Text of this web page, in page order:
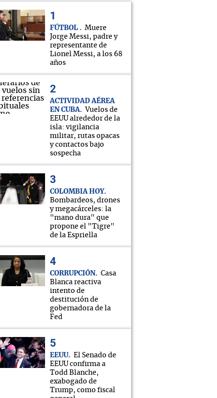
FÚTBOL
Muere
Jorge Messi, padre y
representante de
Lionel Messi, a los 68
años
ACTIVIDAD AÉREA
EN CUBA
Vuelos de
EEUU alrededor de la
isla: vigilancia
militar, rutas opacas
y contactos bajo
sospecha
COLOMBIA HOY
Bombardeos, drones
y megacárceles: la
"mano dura" que
propone el "Tigre"
de la Espriella
CORRUPCIÓN
Casa
Blanca reactiva
intento de
destitución de
gobernadora de la
Fed
EEUU
El Senado de
EEUU confirma a
Todd Blanche,
exabogado de
Trump, como fiscal